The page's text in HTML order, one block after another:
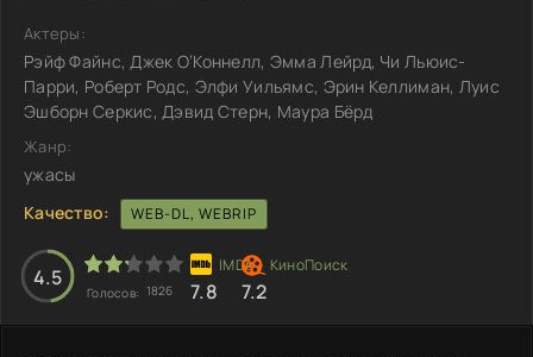
Актеры:
Рэйф Файнс, Джек О’Коннелл, Эмма Лейрд, Чи Льюис-
Парри, Роберт Родс, Элфи Уильямс, Эрин Келлиман, Луис
Эшборн Серкис, Дэвид Стерн, Маура Бёрд
Жанр:
ужасы
Качество:
WEB-DL, WEBRIP
4.5
Голосов: 1826 7.8 7.2